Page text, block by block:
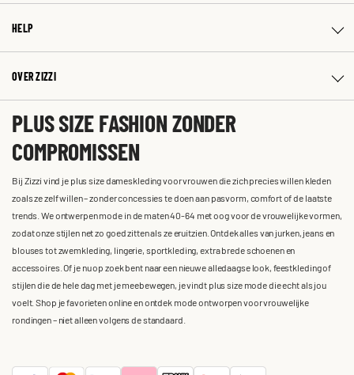
HELP
OVER ZIZZI
PLUS SIZE FASHION ZONDER
COMPROMISSEN
Bij Zizzi vind je plus size dameskleding voor vrouwen die zich precies willen kleden
zoals ze zelf willen – zonder concessies te doen aan pasvorm, comfort of de laatste
trends. We ontwerpen mode in de maten 40-64 met oog voor de vrouwelijke vormen,
zodat onze stijlen net zo goed zitten als ze eruitzien. Ontdek alles van jurken, jeans en
blouses tot zwemkleding, lingerie, sportkleding, extra brede schoenen en
accessoires. Of je nu op zoek bent naar een nieuwe alledaagse look, feestkleding of
stijlen die de hele dag met je meebewegen, je vindt plus size mode die echt als jou
voelt. Shop je favorieten online en ontdek mode ontworpen voor vrouwelijke
rondingen – niet alleen volgens de standaard.